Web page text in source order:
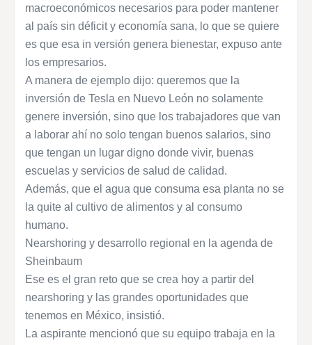
macroeconómicos necesarios para poder mantener
al país sin déficit y economía sana, lo que se quiere
es que esa in versión genera bienestar, expuso ante
los empresarios.
A manera de ejemplo dijo: queremos que la
inversión de Tesla en Nuevo León no solamente
genere inversión, sino que los trabajadores que van
a laborar ahí no solo tengan buenos salarios, sino
que tengan un lugar digno donde vivir, buenas
escuelas y servicios de salud de calidad.
Además, que el agua que consuma esa planta no se
la quite al cultivo de alimentos y al consumo
humano.
Nearshoring y desarrollo regional en la agenda de
Sheinbaum
Ese es el gran reto que se crea hoy a partir del
nearshoring y las grandes oportunidades que
tenemos en México, insistió.
La aspirante mencionó que su equipo trabaja en la